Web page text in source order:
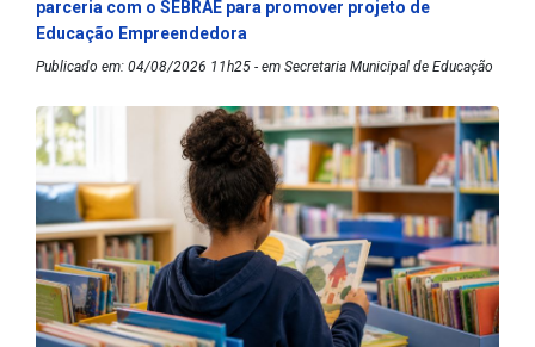
parceria com o SEBRAE para promover projeto de
Educação Empreendedora
Publicado em: 04/08/2026 11h25 - em Secretaria Municipal de Educação